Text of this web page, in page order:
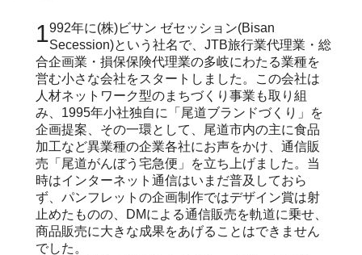
1992年に(株)ビサン ゼセッション(BisanSecession)という社名で、JTB旅行業代理業・総
合企画業・損保保険代理業の多岐にわたる業種を
営む小さな会社をスタートしました。この会社は
人材ネットワーク型のまちづくり事業も取り組
み、1995年小社独自に「尾道ブランドづくり」を
企画提案、その一環として、尾道市内の主に食品
加工など異業種の企業各社にお声をかけ、通信販
売「尾道がんぼう宅急便」を立ち上げました。当
時はインターネット通信はいまだ普及しておら
ず、パンフレットの企画制作ではデザイン賞は射
止めたものの、DMによる通信販売を軌道に乗せ、
商品販売に大きな成果をあげることはできません
でした。